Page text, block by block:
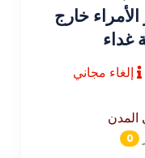
خارج
غداء
إلغاء مجاني
0